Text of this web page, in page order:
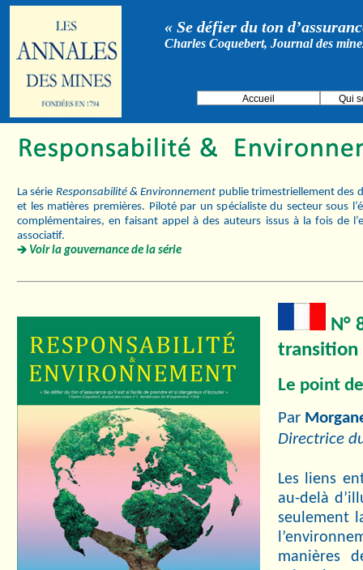
« Se défier du ton
Charles Coquebert, Journal des
Accueil Qui
La série Responsabilité & Environnement publie trimestriellement des
et les matières premières. Piloté par un spécialiste du secteur sous
complémentaires, en faisant appel à des auteurs issus à la fois de
associatif.
Voir la gouvernance de la série
N°
transition
Le point
Par
Directrice
Les liens
au-delà
seulement
manières